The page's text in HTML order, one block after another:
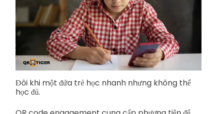
Đôi khi một đứa trẻ học nhanh nhưng không thể
học đủ.